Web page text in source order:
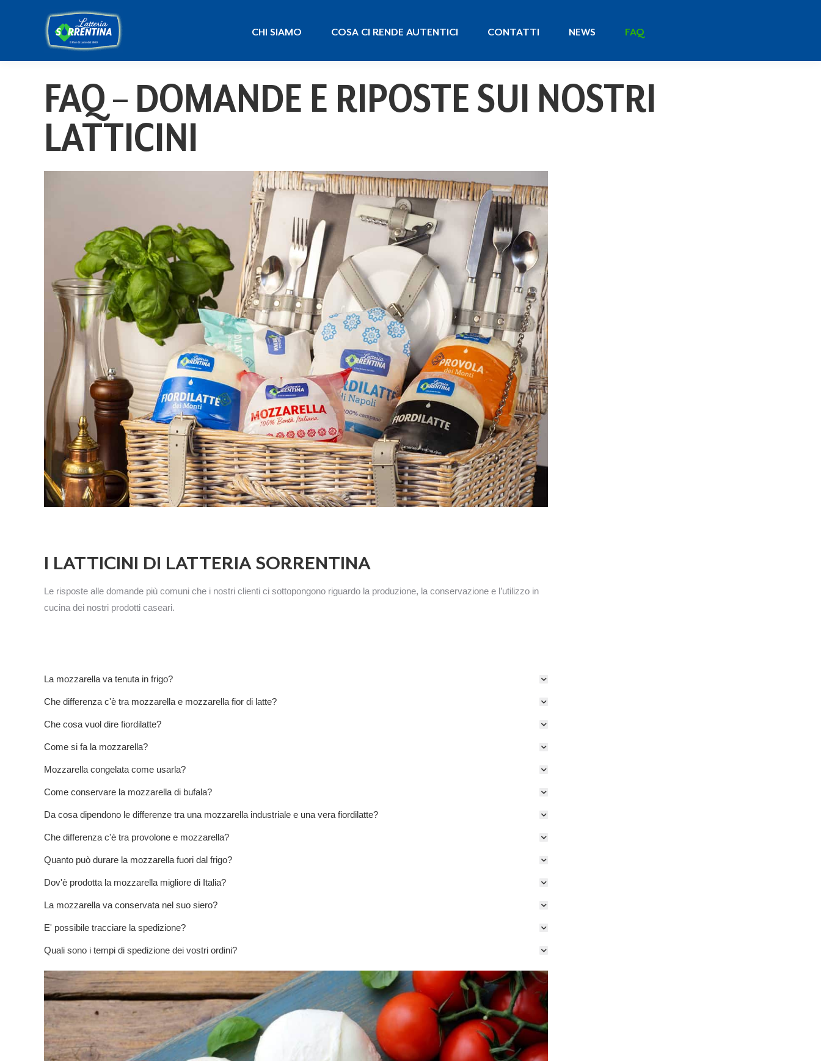
CHI SIAMO COSA CI RENDE AUTENTICI CONTATTI NEWS FAQ
FAQ – DOMANDE E RIPOSTE SUI NOSTRI
LATTICINI
I LATTICINI DI LATTERIA SORRENTINA
Le risposte alle domande più comuni che i nostri clienti ci sottopongono riguardo la produzione, la conservazione e l’utilizzo in
cucina dei nostri prodotti caseari.
La mozzarella va tenuta in frigo?
Che differenza c'è tra mozzarella e mozzarella fior di latte?
Che cosa vuol dire fiordilatte?
Come si fa la mozzarella?
Mozzarella congelata come usarla?
Come conservare la mozzarella di bufala?
Da cosa dipendono le differenze tra una mozzarella industriale e una vera fiordilatte?
Che differenza c'è tra provolone e mozzarella?
Quanto può durare la mozzarella fuori dal frigo?
Dov'è prodotta la mozzarella migliore di Italia?
La mozzarella va conservata nel suo siero?
E' possibile tracciare la spedizione?
Quali sono i tempi di spedizione dei vostri ordini?